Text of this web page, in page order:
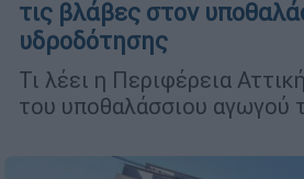
τις βλάβες στον
υδροδότησης
Τι λέει η Περιφέρεια
του υποθαλάσσιου αγωγού